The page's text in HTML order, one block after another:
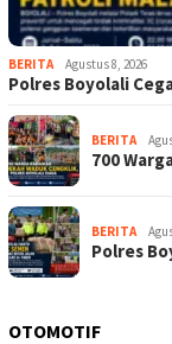
BERITA Agustus 8, 2026
Polres Boyolali
BERITA
700
BERITA
Polres
OTOMOTIF